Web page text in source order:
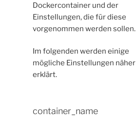
Dockercontainer und der
Einstellungen, die für diese
vorgenommen werden sollen.
Im folgenden werden einige
mögliche Einstellungen näher
erklärt.
container_name